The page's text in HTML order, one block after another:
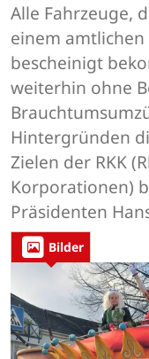
Alle Fahrzeuge,
einem
bescheinigt
weiterhin ohne
Hintergründen
Zielen der RKK
Korporationen)
Präsidenten
Bilder